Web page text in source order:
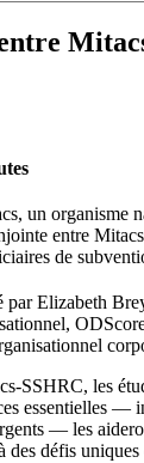
un organisme
entre
de
par Elizabeth
SSHRC, les
essentielles —
— les
des défis uniques